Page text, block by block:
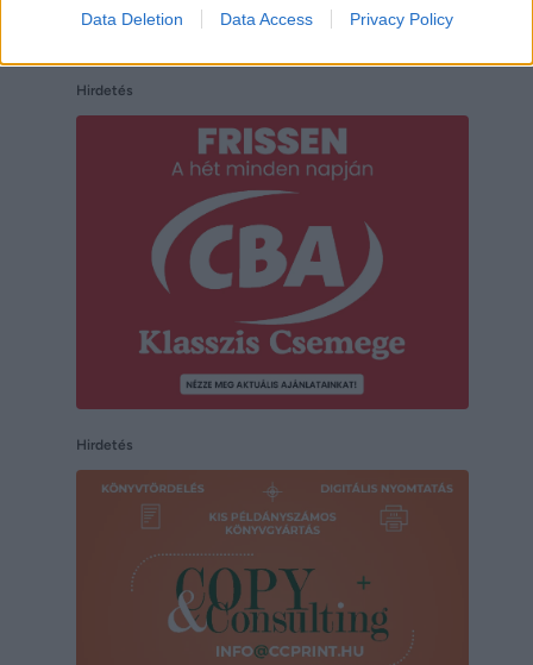
Data Deletion Data Access Privacy Policy
Hirdetés
Hirdetés